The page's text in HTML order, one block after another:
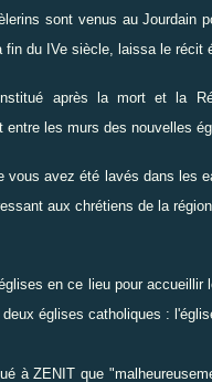
sont venus au Jourdain
fin du IVe siècle, laissa le récit
après la mort et la
les murs des nouvelles
avez été lavés dans les
aux chrétiens de la région.
en ce lieu pour
églises catholiques :
à ZENIT que